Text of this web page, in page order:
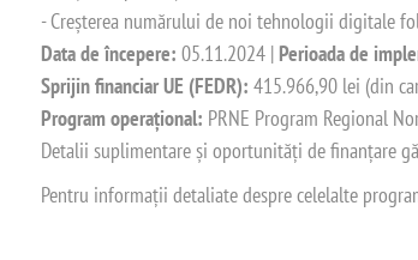
- Creșterea numărului de noi tehnologii digitale
Data de începere: 05.11.2024 | Perioada de
Sprijin financiar UE (FEDR): 415.966,90 lei (din
Program operațional: PRNE Program Regional
Detalii suplimentare și oportunități de finanțare
Pentru informații detaliate despre celelalte